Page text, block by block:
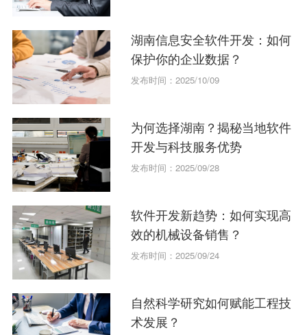
湖南信息安全软件开发：如何
保护你的企业数据？
发布时间：2025/10/09
为何选择湖南？揭秘当地软件
开发与科技服务优势
发布时间：2025/09/28
软件开发新趋势：如何实现高
效的机械设备销售？
发布时间：2025/09/24
自然科学研究如何赋能工程技
术发展？